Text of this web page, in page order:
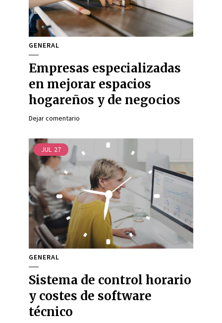
GENERAL
Empresas especializadas
en mejorar espacios
hogareños y de negocios
Dejar comentario
JUL 27
GENERAL
Sistema de control horario
y costes de software
técnico